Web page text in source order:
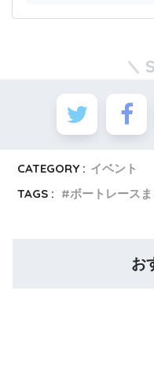
CATEGORY : イベント
TAGS :
ボートレース
お